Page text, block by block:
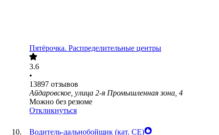
Пятёрочка. Распределительные центры
3.6
•
13897 отзывов
Айдаровское, улица 2-я Промышленная зона, 4
Можно без резюме
Откликнуться
Водитель-дальнобойщик (кат. CE)